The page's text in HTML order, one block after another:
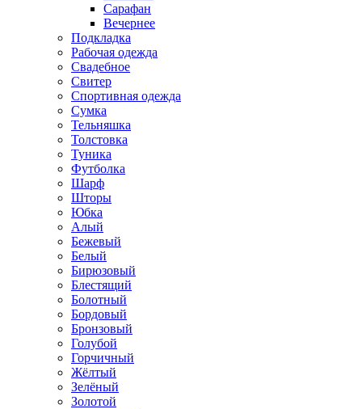
Сарафан
Вечернее
Подкладка
Рабочая одежда
Свадебное
Свитер
Спортивная одежда
Сумка
Тельняшка
Толстовка
Туника
Футболка
Шарф
Шторы
Юбка
Алый
Бежевый
Белый
Бирюзовый
Блестящий
Болотный
Бордовый
Бронзовый
Голубой
Горчичный
Жёлтый
Зелёный
Золотой